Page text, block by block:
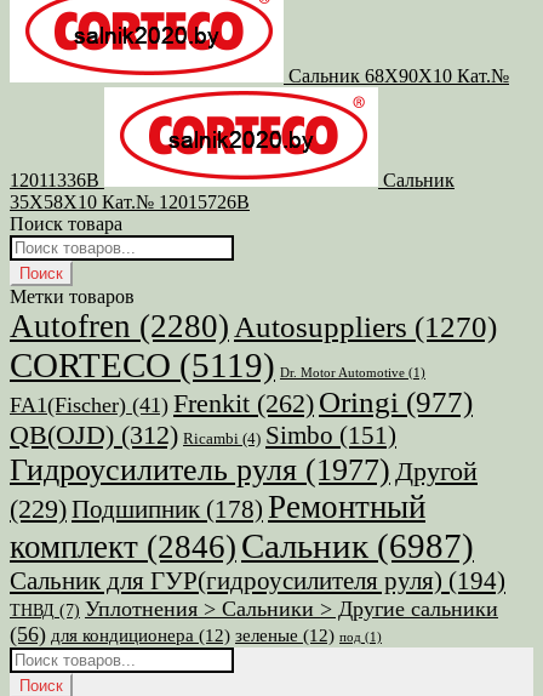
Сальник 68X90X10 Кат.№
12011336B
Сальник
35X58X10 Кат.№ 12015726B
Поиск товара
Поиск
товаров
Поиск
Метки товаров
Autofren (2280) Autosuppliers (1270)
CORTECO (5119) Dr. Motor Automotive (1)
FA1(Fischer) (41) Frenkit (262) Oringi (977)
QB(OJD) (312) Ricambi (4) Simbo (151)
Гидроусилитель руля (1977) Другой
(229)Подшипник (178) Ремонтный
комплект (2846) Сальник (6987)
Сальник для ГУР(гидроусилителя руля) (194)
ТНВД (7) Уплотнения > Сальники > Другие сальники
(56) для кондиционера (12) зеленые (12) под (1)
Поиск
товаров
Поиск